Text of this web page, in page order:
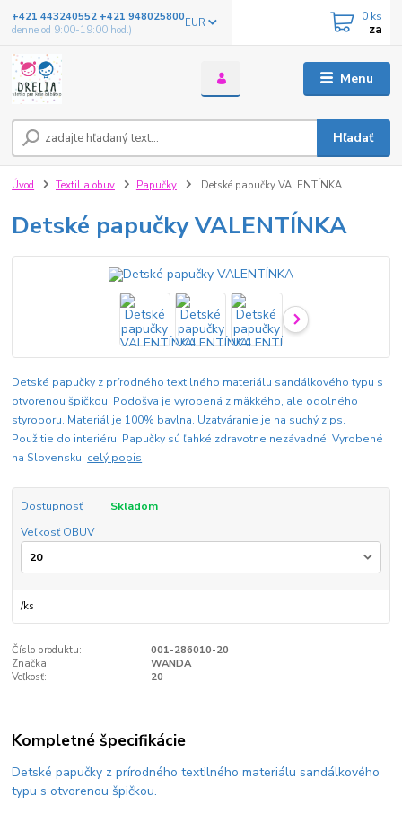
Menu
EUR
Hľadať
+421 443240552 +421 948025800
denne od 9:00-19:00 hod.)
0 ks
za
Úvod Textil a obuv Papučky Detské papučky VALENTÍNKA
Detské papučky VALENTÍNKA
Detské papučky z prírodného textilného materiálu sandálkového typu s
otvorenou špičkou. Podošva je vyrobená z mäkkého, ale odolného
styroporu. Materiál je 100% bavlna. Uzatváranie je na suchý zips.
Použitie do interiéru. Papučky sú ľahké zdravotne nezávadné. Vyrobené
na Slovensku. celý popis
Dostupnosť
Skladom
Veľkosť OBUV
/ks
Číslo produktu:
001-286010-20
Značka:
WANDA
Veľkosť:
20
Kompletné špecifikácie
Detské papučky z prírodného textilného materiálu sandálkového
typu s otvorenou špičkou.